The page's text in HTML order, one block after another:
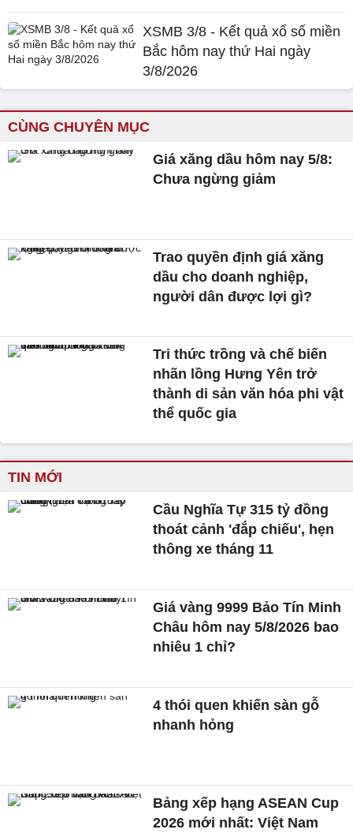
XSMB 3/8 - Kết quả xổ số miền
Bắc hôm nay thứ Hai ngày
3/8/2026
CÙNG CHUYÊN MỤC
Giá xăng dầu hôm nay 5/8:
Chưa ngừng giảm
Trao quyền định giá xăng
dầu cho doanh nghiệp,
người dân được lợi gì?
Tri thức trồng và chế biến
nhãn lồng Hưng Yên trở
thành di sản văn hóa phi vật
thể quốc gia
TIN MỚI
Cầu Nghĩa Tự 315 tỷ đồng
thoát cảnh 'đắp chiếu', hẹn
thông xe tháng 11
Giá vàng 9999 Bảo Tín Minh
Châu hôm nay 5/8/2026 bao
nhiêu 1 chỉ?
4 thói quen khiến sàn gỗ
nhanh hỏng
Bảng xếp hạng ASEAN Cup
2026 mới nhất: Việt Nam